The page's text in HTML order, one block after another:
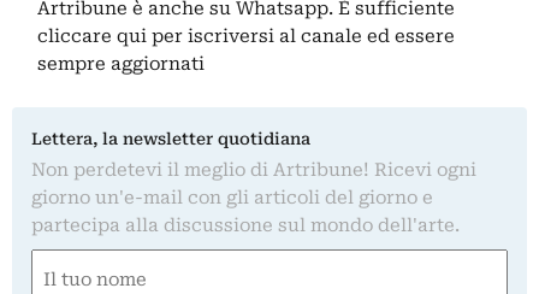
Artribune è anche su Whatsapp. È sufficiente
cliccare qui per iscriversi al canale ed essere
sempre aggiornati
Lettera, la newsletter quotidiana
Non perdetevi il meglio di Artribune! Ricevi ogni
giorno un'e-mail con gli articoli del giorno e
partecipa alla discussione sul mondo dell'arte.
(Required)